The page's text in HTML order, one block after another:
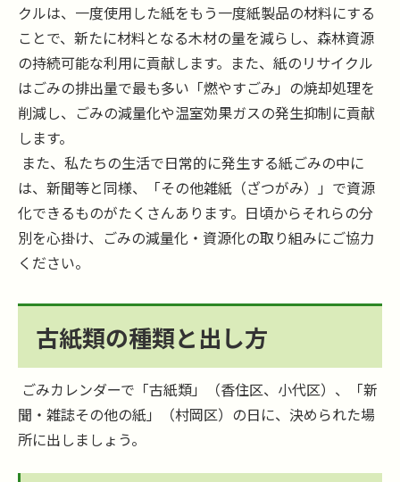
クルは、一度使用した紙をもう一度紙製品の材料にする
ことで、新たに材料となる木材の量を減らし、森林資源
の持続可能な利用に貢献します。また、紙のリサイクル
はごみの排出量で最も多い「燃やすごみ」の焼却処理を
削減し、ごみの減量化や温室効果ガスの発生抑制に貢献
します。
また、私たちの生活で日常的に発生する紙ごみの中に
は、新聞等と同様、「その他雑紙（ざつがみ）」で資源
化できるものがたくさんあります。日頃からそれらの分
別を心掛け、ごみの減量化・資源化の取り組みにご協力
ください。
古紙類の種類と出し方
ごみカレンダーで「古紙類」（香住区、小代区）、「新
聞・雑誌その他の紙」（村岡区）の日に、決められた場
所に出しましょう。